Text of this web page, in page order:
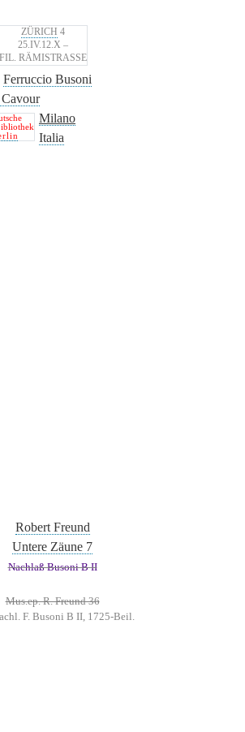
ZÜRICH 4
25.IV.12.X –
FIL. RÄMISTRASSE
Ferruccio Busoni
Milano
Italia
Robert Freund
Untere Zäune 7
Nachlaß Busoni B II
Mus.ep. R. Freund 36
F. Busoni B II, 1725-Beil.